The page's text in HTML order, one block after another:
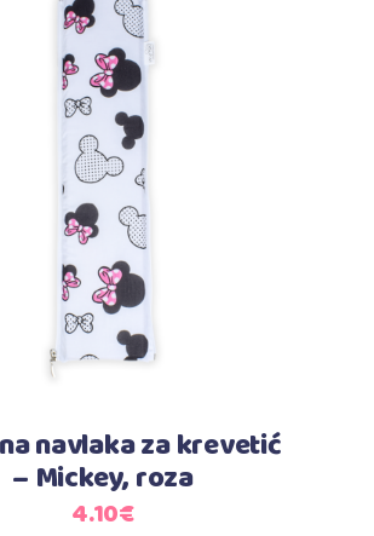
Dodaj u košaricu
navlaka za krevetić
– Mickey, roza
4.10€